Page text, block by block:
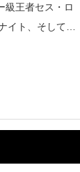
王者セス・ロ
イト、そしてC